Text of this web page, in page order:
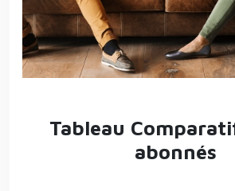
Tableau
abonnés